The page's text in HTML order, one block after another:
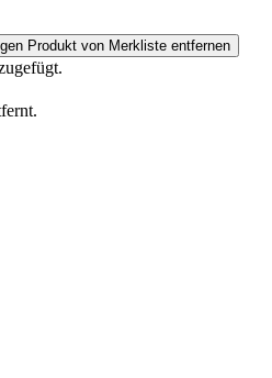
Produkt von Merkliste entfernen